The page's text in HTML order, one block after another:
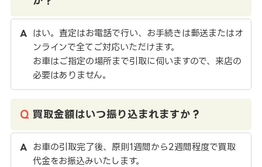
はい。査定はお電話で行い、お手続きは郵送またはオ
ンラインで全てご対応いただけます。
お車はご指定の場所まで引取に伺いますので、来店の
必要はありません。
買取金額はいつ振り込まれますか？
お車の引取完了後、原則1週間から2週間程度で買取
代金をお振込みいたします。